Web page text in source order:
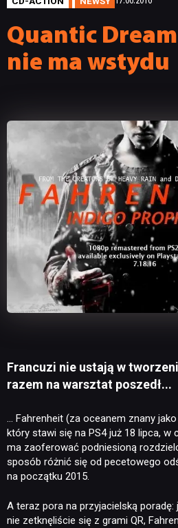
Quantic Dream
nie ma wstydu
Francuzi nie ustają w
razem na warsztat poszedł...
… Fahrenheit (za oceanem znany
który stawi się na PS4 już 18 lipca, w
ma zaoferować podniesioną
sposób różnić się od pecetowego
na początku 2015.
A teraz pora na przyjacielską poradę:
nie zetknęliście się z grami QR,